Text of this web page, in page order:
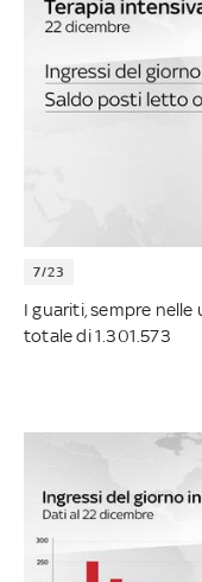
7/23
I guariti, sempre nelle
totale di 1.301.573